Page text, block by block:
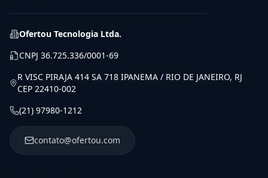
Ofertou Tecnologia Ltda.
CNPJ 36.725.336/0001-69
R VISC PIRAJA 414 SA 718 IPANEMA / RIO DE JANEIRO, RJ
CEP 22410-002
(21) 97980-1212
contato@ofertou.com